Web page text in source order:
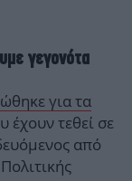
γεγονότα
για τα
έχουν τεθεί σε
από